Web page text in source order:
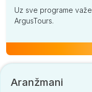
Uz sve programe važe
ArgusTours.
Aranžmani